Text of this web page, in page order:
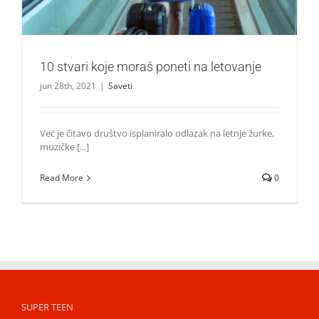
10 stvari koje moraš poneti na letovanje
jun 28th, 2021 | Saveti
Već je čitavo društvo isplaniralo odlazak na letnje žurke,
muzičke [...]
Read More 0
SUPER TEEN